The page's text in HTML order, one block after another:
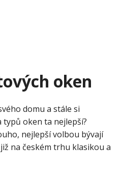
oken
domu a stále si
oken ta nejlepší?
nejlepší volbou bývají
na českém trhu klasikou a